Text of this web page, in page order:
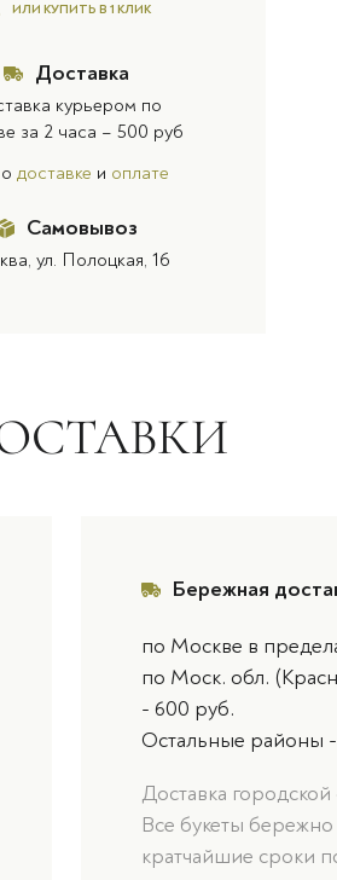
ИЛИ КУПИТЬ В 1 КЛИК
Доставка
курьером по
за 2 часа – 500 руб
доставке и оплате
Самовывоз
ул. Полоцкая, 16
Бережная
по Москве в
по Моск. обл.
- 600 руб.
Остальные районы
Доставка
Все букеты
кратчайшие сроки